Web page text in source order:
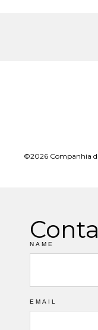
©2026 Companhia
NAME
EMAIL